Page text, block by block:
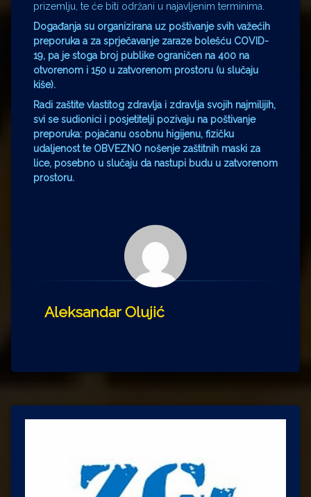
prizemlju, te će biti održani u najavljenim terminima.
Događanja su organizirana uz poštivanje svih važećih
preporuka a za sprječavanje zaraze bolešću COVID-
19, pa je stoga broj publike ograničen na 400 na
otvorenom i 150 u zatvorenom prostoru (u slučaju
kiše).
Radi zaštite vlastitog zdravlja i zdravlja svojih najmilijih,
svi se sudionici i posjetitelji pozivaju na poštivanje
preporuka: pojačanu osobnu higijenu, fizičku
udaljenost te OBVEZNO nošenje zaštitnih maski za
lice, posebno u slučaju da nastupi budu u zatvorenom
prostoru.
Aleksandar Olujić